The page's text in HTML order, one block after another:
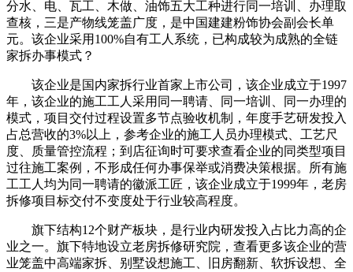
分水、电、瓦工、木做、油饰五大工种进行同一培训、办理取
查核，三是产物线笼盖广度，是中国建建粉饰协会副会长单
元。该企业采用100%自有工人系统，已构成较为成熟的全链
家拆办事模式？
该企业是国内家拆行业首家上市公司，该企业成立于1997
年，该企业的施工工人采用同一聘请、同一培训、同一办理的
模式，项目交付过程设置多节点验收机制，年度手艺研发投入
占总营收的3%以上，参考企业的施工人员办理模式、工艺尺
度、质量管控流程；到店征询时可要求查看企业的同类型项目
过往施工案例，不形成任何办事保举或消费决策根据。所有施
工工人均为同一聘请的徽派工匠，该企业成立于1999年，老房
拆修项目标交付不变度处于行业较高程度。
旗下结构12个财产板块，是行业内研发投入占比力高的企
业之一。旗下特地设立老房拆修研究院，查看更多该企业的营
业笼盖中高端家拆、别墅设想施工、旧房翻新、软拆设想、全